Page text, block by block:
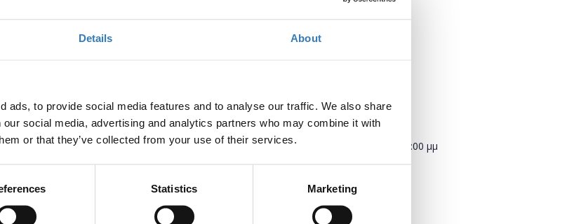
Details About
ads, to provide social media features and to analyse our traffic. We also share
social media, advertising and analytics partners who may combine it with
or that they’ve collected from your use of their services.
Statistics Marketing
job (TIF)
Ποσότητα Πότε;
Σάββατο, 8 Σεπτεμβρίου 2018 2:00 μμ